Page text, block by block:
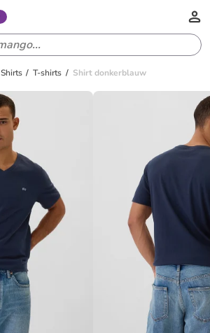
Shirts T-shirts Shirt donkerblauw